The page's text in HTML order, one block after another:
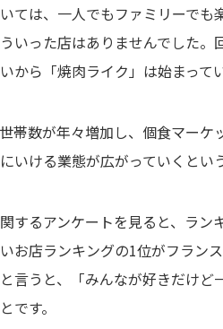
ては、一人でもファミリーで
いった店はありませんでした
から「焼肉ライク」は始まってい
帯数が年々増加し、個食マー
いける業態が広がっていくとい
するアンケートを見ると、ラ
お店ランキングの1位がフラン
言うと、「みんなが好きだけ
です。